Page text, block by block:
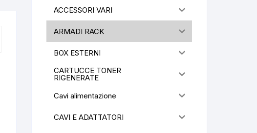
ACCESSORI VARI
ARMADI RACK
BOX ESTERNI
CARTUCCE TONER
RIGENERATE
Cavi alimentazione
CAVI E ADATTATORI